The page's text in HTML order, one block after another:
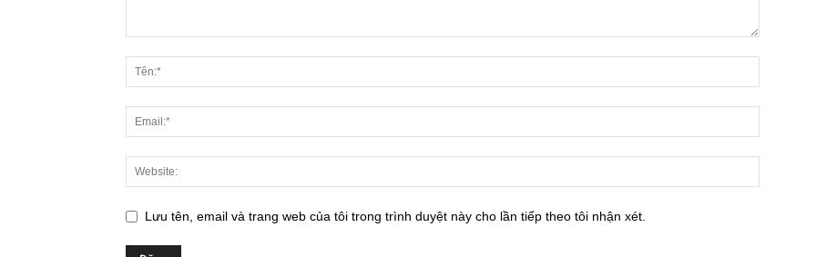
Lưu tên, email và trang web của tôi trong trình duyệt này cho lần tiếp theo tôi nhận xét.